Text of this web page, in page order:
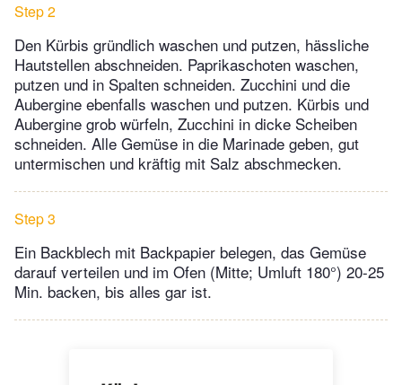
Step 2
Den Kürbis gründlich waschen und putzen, hässliche
Hautstellen abschneiden. Paprikaschoten waschen,
putzen und in Spalten schneiden. Zucchini und die
Aubergine ebenfalls waschen und putzen. Kürbis und
Aubergine grob würfeln, Zucchini in dicke Scheiben
schneiden. Alle Gemüse in die Marinade geben, gut
untermischen und kräftig mit Salz abschmecken.
Step 3
Ein Backblech mit Backpapier belegen, das Gemüse
darauf verteilen und im Ofen (Mitte; Umluft 180°) 20-25
Min. backen, bis alles gar ist.